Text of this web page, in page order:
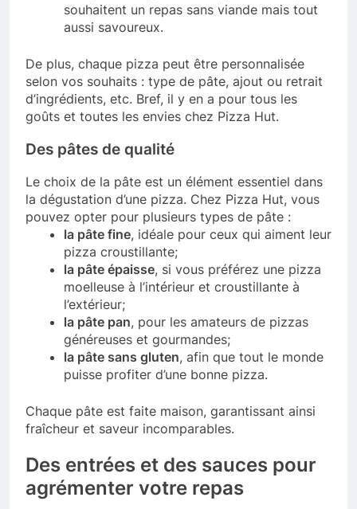
souhaitent un repas sans viande mais tout
aussi savoureux.
De plus, chaque pizza peut être personnalisée
selon vos souhaits : type de pâte, ajout ou retrait
d’ingrédients, etc. Bref, il y en a pour tous les
goûts et toutes les envies chez Pizza Hut.
Des pâtes de qualité
Le choix de la pâte est un élément essentiel dans
la dégustation d’une pizza. Chez Pizza Hut, vous
pouvez opter pour plusieurs types de pâte :
la pâte fine, idéale pour ceux qui aiment leur
pizza croustillante;
la pâte épaisse, si vous préférez une pizza
moelleuse à l’intérieur et croustillante à
l’extérieur;
la pâte pan, pour les amateurs de pizzas
généreuses et gourmandes;
la pâte sans gluten, afin que tout le monde
puisse profiter d’une bonne pizza.
Chaque pâte est faite maison, garantissant ainsi
fraîcheur et saveur incomparables.
Des entrées et des sauces pour
agrémenter votre repas